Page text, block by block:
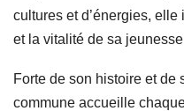
cultures et d’énergies,
et la vitalité de sa
Forte de son histoire et de
commune accueille